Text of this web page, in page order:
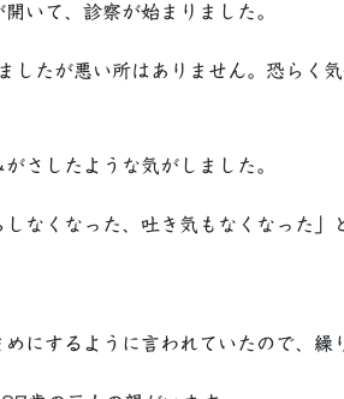
いて、診察が始まりました。
したが悪い所はありません。恐らく
さしたような気がしました。
なくなった、吐き気もなくなった」
にするように言われていたので、繰